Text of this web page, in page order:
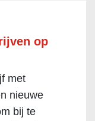
op
met
nieuwe
bij te